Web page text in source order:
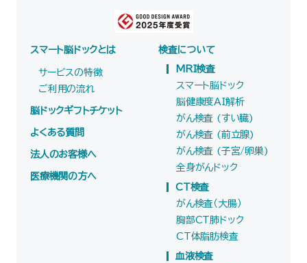
スマート脳ドックとは
サービスの特徴
ご利用の流れ
脳ドックギフトチケット
よくある質問
法人のお客様へ
医療機関の方へ
検査について
MRI検査
スマート脳ドック
脳健康度AI解析
がん検査 (すい臓)
がん検査 (前立腺)
がん検査 (子宮/卵巣)
全身がんドック
CT検査
がん検査（大腸）
胸部CT肺ドック
CT体脂肪検査
血液検査